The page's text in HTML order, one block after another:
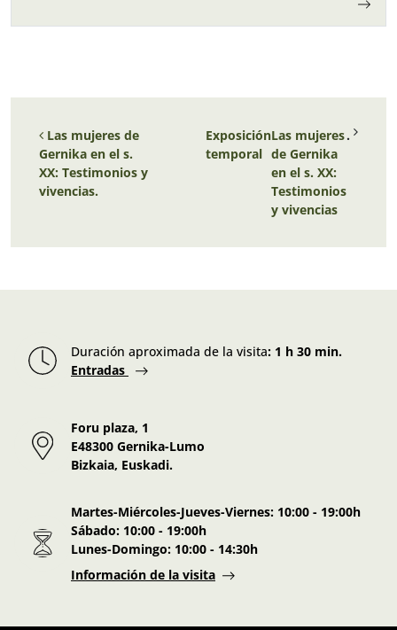
Navegación de entradas
Las mujeres de
Gernika en el s.
XX: Testimonios y
vivencias.
Exposición
temporal
Las mujeres
de Gernika
en el s. XX:
Testimonios
y vivencias
.
Duración aproximada de la visita: 1 h 30 min.
Entradas
Foru plaza, 1
E48300 Gernika-Lumo
Bizkaia, Euskadi.
Martes-Miércoles-Jueves-Viernes: 10:00 - 19:00h
Sábado: 10:00 - 19:00h
Lunes-Domingo: 10:00 - 14:30h
Información de la visita